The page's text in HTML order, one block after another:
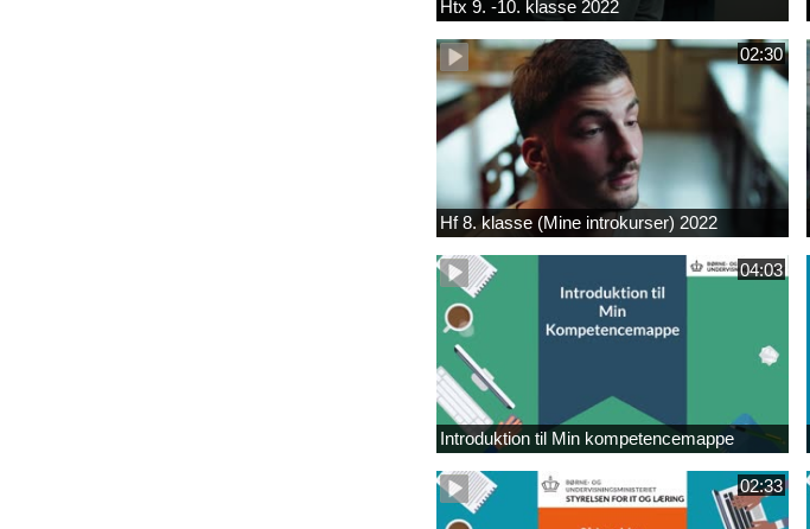
Htx 9. -10. klasse 2022
02:30
Hf 8. klasse (Mine introkurser) 2022
04:03
Introduktion til Min kompetencemappe
02:33